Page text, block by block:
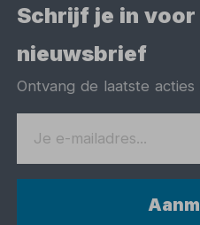
Schrijf je in voor
nieuwsbrief
Ontvang de laatste acties